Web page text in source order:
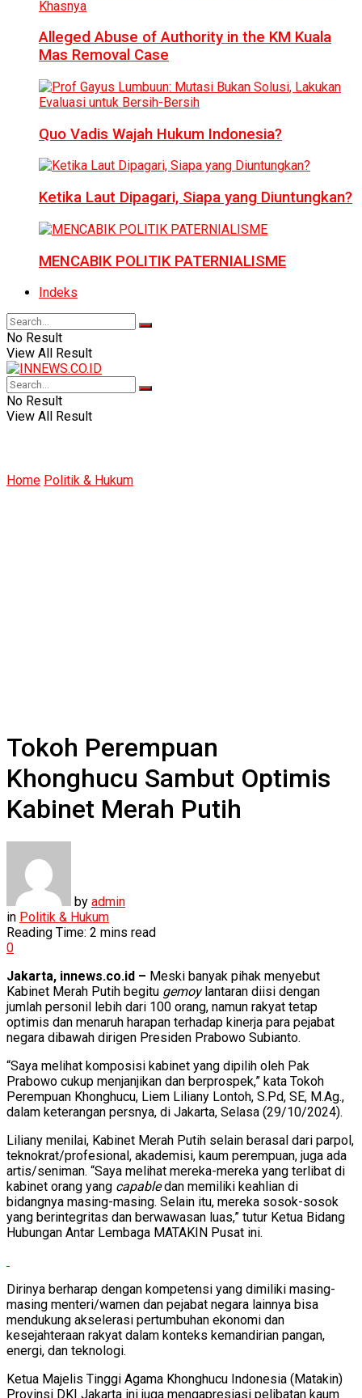
Alleged Abuse of Authority in the KM Kuala
Mas Removal Case
Quo Vadis Wajah Hukum Indonesia?
Ketika Laut Dipagari, Siapa yang Diuntungkan?
MENCABIK POLITIK PATERNIALISME
Indeks
No Result
View All Result
No Result
View All Result
Home Politik & Hukum
Tokoh Perempuan
Khonghucu Sambut Optimis
Kabinet Merah Putih
by admin
in Politik & Hukum
Reading Time: 2 mins read
0
Jakarta, innews.co.id – Meski banyak pihak menyebut
Kabinet Merah Putih begitu gemoylantaran diisi dengan
jumlah personil lebih dari 100 orang, namun rakyat tetap
optimis dan menaruh harapan terhadap kinerja para pejabat
negara dibawah dirigen Presiden Prabowo Subianto.
“Saya melihat komposisi kabinet yang dipilih oleh Pak
Prabowo cukup menjanjikan dan berprospek,” kata Tokoh
Perempuan Khonghucu, Liem Liliany Lontoh, S.Pd, SE, M.Ag.,
dalam keterangan persnya, di Jakarta, Selasa (29/10/2024).
Liliany menilai, Kabinet Merah Putih selain berasal dari parpol,
teknokrat/profesional, akademisi, kaum perempuan, juga ada
artis/seniman. “Saya melihat mereka-mereka yang terlibat di
kabinet orang yang capabledan memiliki keahlian di
bidangnya masing-masing. Selain itu, mereka sosok-sosok
yang berintegritas dan berwawasan luas,” tutur Ketua Bidang
Hubungan Antar Lembaga MATAKIN Pusat ini.
Dirinya berharap dengan kompetensi yang dimiliki masing-
masing menteri/wamen dan pejabat negara lainnya bisa
mendukung akselerasi pertumbuhan ekonomi dan
kesejahteraan rakyat dalam konteks kemandirian pangan,
energi, dan teknologi.
Ketua Majelis Tinggi Agama Khonghucu Indonesia (Matakin)
Provinsi DKI Jakarta ini juga mengapresiasi pelibatan kaum